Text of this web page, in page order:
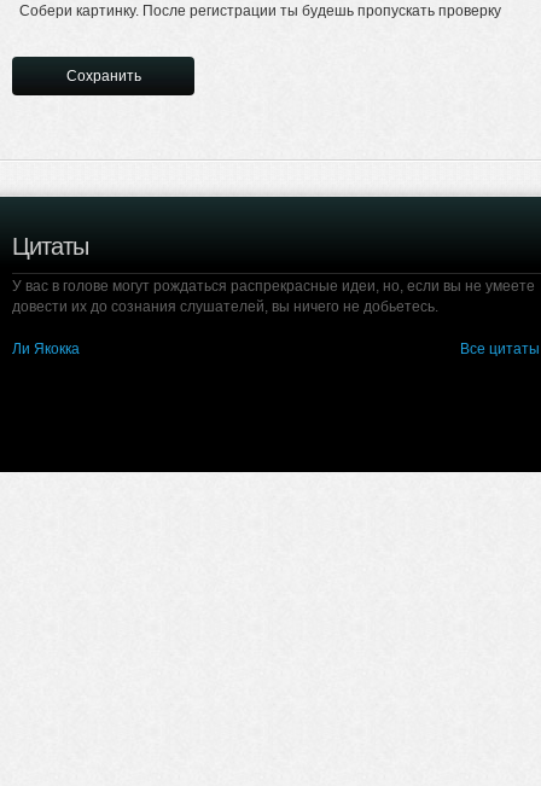
Собери картинку. После регистрации ты будешь пропускать проверку
Цитаты
У вас в голове могут рождаться распрекрасные идеи, но, если вы не умеете
довести их до сознания слушателей, вы ничего не добьетесь.
Ли Якокка Все